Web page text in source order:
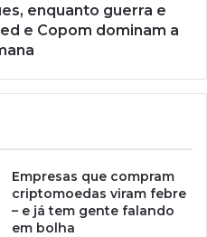
enquanto guerra e
e Copom dominam a
Empresas que compram
criptomoedas viram febre
– e já tem gente falando
em bolha